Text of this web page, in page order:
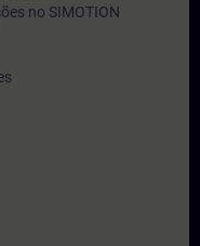
no SIMOTION